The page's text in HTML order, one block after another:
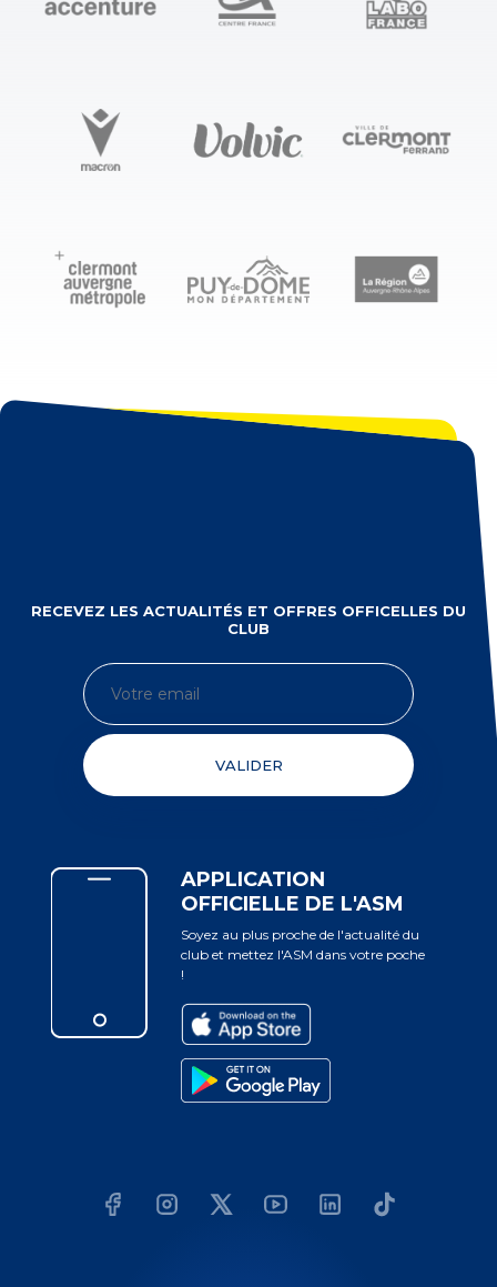
RECEVEZ LES ACTUALITÉS ET OFFRES OFFICELLES DU
CLUB
VALIDER
APPLICATION
OFFICIELLE DE L'ASM
Soyez au plus proche de l'actualité du
club et mettez l'ASM dans votre poche
!